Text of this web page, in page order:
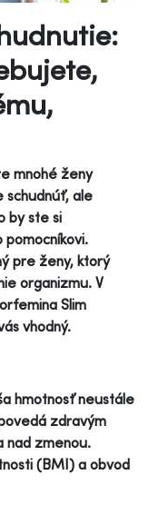
mnohé ženy
schudnúť, ale
by ste si
pre ženy, ktorý
organizmu. V
Slim
vhodný.
hmotnosť neustále
zdravým
nad zmenou.
(BMI) a obvod